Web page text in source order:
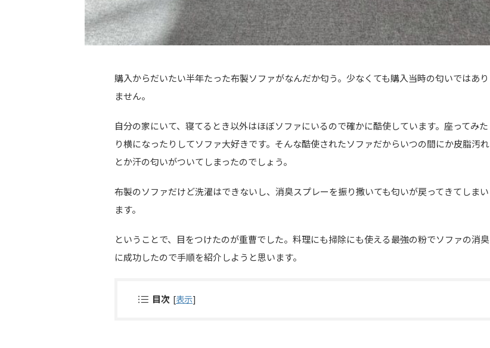
購入からだいたい半年たった布製ソファがなんだか匂う。少なくても購入当時の匂いではあり
ません。
自分の家にいて、寝てるとき以外はほぼソファにいるので確かに酷使しています。座ってみた
り横になったりしてソファ大好きです。そんな酷使されたソファだからいつの間にか皮脂汚れ
とか汗の匂いがついてしまったのでしょう。
布製のソファだけど洗濯はできないし、消臭スプレーを振り撒いても匂いが戻ってきてしまい
ます。
ということで、目をつけたのが重曹でした。料理にも掃除にも使える最強の粉でソファの消臭
に成功したので手順を紹介しようと思います。
目次 [表示]